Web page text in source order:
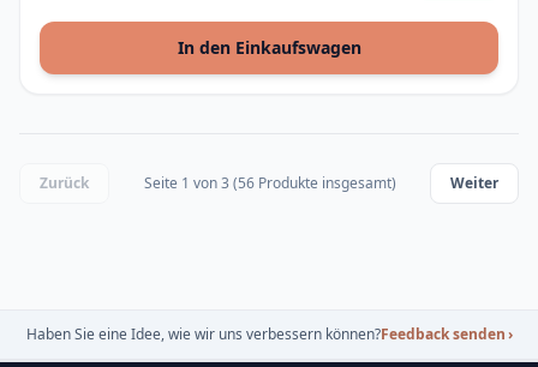
In den Einkaufswagen
Zurück Seite 1 von 3 (56 Produkte insgesamt) Weiter
Haben Sie eine Idee, wie wir uns verbessern können?Feedback senden›